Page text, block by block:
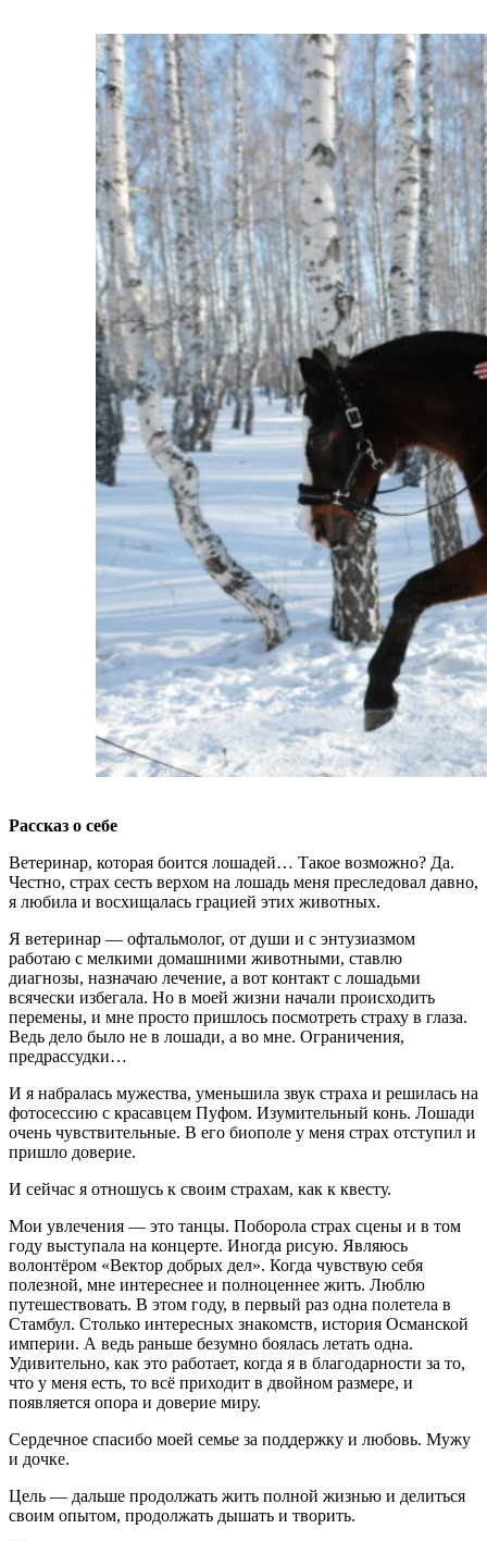
Рассказ о себе
Ветеринар, которая боится лошадей… Такое возможно? Да.
Честно, страх сесть верхом на лошадь меня преследовал давно,
я любила и восхищалась грацией этих животных.
Я ветеринар — офтальмолог, от души и с энтузиазмом
работаю с мелкими домашними животными, ставлю
диагнозы, назначаю лечение, а вот контакт с лошадьми
всячески избегала. Но в моей жизни начали происходить
перемены, и мне просто пришлось посмотреть страху в глаза.
Ведь дело было не в лошади, а во мне. Ограничения,
предрассудки…
И я набралась мужества, уменьшила звук страха и решилась на
фотосессию с красавцем Пуфом. Изумительный конь. Лошади
очень чувствительные. В его биополе у меня страх отступил и
пришло доверие.
И сейчас я отношусь к своим страхам, как к квесту.
Мои увлечения — это танцы. Поборола страх сцены и в том
году выступала на концерте. Иногда рисую. Являюсь
волонтёром «Вектор добрых дел». Когда чувствую себя
полезной, мне интереснее и полноценнее жить. Люблю
путешествовать. В этом году, в первый раз одна полетела в
Стамбул. Столько интересных знакомств, история Османской
империи. А ведь раньше безумно боялась летать одна.
Удивительно, как это работает, когда я в благодарности за то,
что у меня есть, то всё приходит в двойном размере, и
появляется опора и доверие миру.
Сердечное спасибо моей семье за поддержку и любовь. Мужу
и дочке.
Цель — дальше продолжать жить полной жизнью и делиться
своим опытом, продолжать дышать и творить.